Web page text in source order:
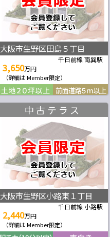
大阪市生野区田島５丁目
千日前線 南巽駅
3,650万円
（詳細は Member限定）
中古テラス
大阪市生野区小路東１丁目
千日前線 小路駅
2,440万円
（詳細は Member限定）